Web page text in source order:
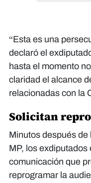
“Esta es una
declaró el
hasta el momento
claridad el alcance
relacionadas con la
Solicitan
Minutos después de
MP, los
comunicación que
reprogramar la